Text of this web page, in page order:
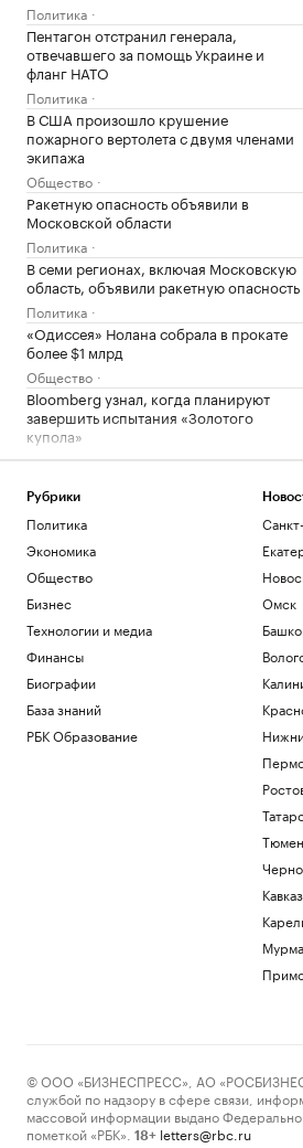
Политика
Пентагон отстранил генерала,
отвечавшего за помощь Украине и
фланг НАТО
Политика
В США произошло крушение
пожарного вертолета с двумя членами
экипажа
Общество
Ракетную опасность объявили в
Московской области
Политика
В семи регионах, включая Московскую
область, объявили ракетную опасность
Политика
«Одиссея» Нолана собрала в прокате
более $1 млрд
Общество
Bloomberg узнал, когда планируют
завершить испытания «Золотого
купола»
Политика
инструмента диверсификации
накоплений
РБК и Сбер
Рубрики
Политика
Экономика
Общество
Бизнес
Технологии и медиа
Финансы
Биографии
База знаний
РБК Образование
Омск
Кавказ
© ООО «БИЗНЕСПРЕСС», АО
службой по надзору в сфере связи,
массовой информации выдано
пометкой «РБК».
18+ letters@rbc.ru